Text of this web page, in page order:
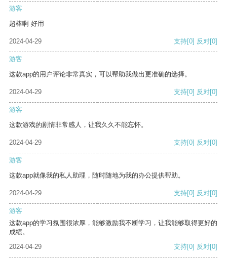
游客
超棒啊 好用
2024-04-29 支持[0] 反对[0]
游客
这款app的用户评论非常真实，可以帮助我做出更准确的选择。
2024-04-29 支持[0] 反对[0]
游客
这款游戏的剧情非常感人，让我久久不能忘怀。
2024-04-29 支持[0] 反对[0]
游客
这款app就像我的私人助理，随时随地为我的办公提供帮助。
2024-04-29 支持[0] 反对[0]
游客
这款app的学习氛围很浓厚，能够激励我不断学习，让我能够取得更好的
成绩。
2024-04-29
支持[0] 反对[0]